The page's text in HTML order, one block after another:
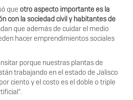
que otro aspecto importante es la
con la sociedad civil y habitantes de
que además de cuidar el medio
hacer emprendimientos sociales
porque nuestras plantas de
trabajando en el estado de Jalisco
ciento y el costo es el doble o triple